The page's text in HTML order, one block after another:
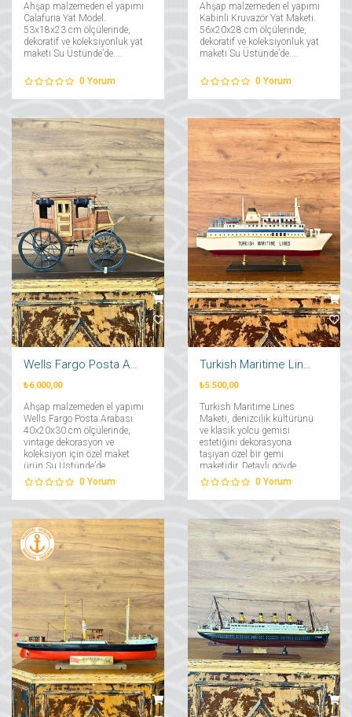
Ahşap malzemeden el yapımı
Calafuria Yat Model.
53x18x23 cm ölçülerinde,
dekoratif ve koleksiyonluk yat
maketi Su Üstünde’de....
0 Yorum
Ahşap malzemeden el yapımı
Kabinli Kruvazör Yat Maketi.
56x20x28 cm ölçülerinde,
dekoratif ve koleksiyonluk yat
maketi Su Üstünde’de....
0 Yorum
Wells Fargo Posta Arabası
₺6.000,00
Ahşap malzemeden el yapımı
Wells Fargo Posta Arabası.
40x20x30 cm ölçülerinde,
vintage dekorasyon ve
koleksiyon için özel maket
ürün Su Üstünde’de....
0 Yorum
Turkish Maritime Lines Maketi
₺5.500,00
Turkish Maritime Lines
Maketi, denizcilik kültürünü
ve klasik yolcu gemisi
estetiğini dekorasyona
taşıyan özel bir gemi
maketidir. Detaylı gövde
yapısı, kırmızı-beyaz renk
dengesi, güverte detayları ve
şık kaidesiyle deniz temalı
çekici bir tamamlayıcıdır....
0 Yorum